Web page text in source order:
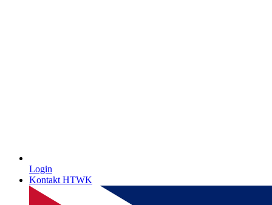
Login
Kontakt HTWK